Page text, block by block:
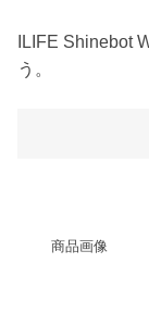
ILIFE Shinebot
う。
商品画像